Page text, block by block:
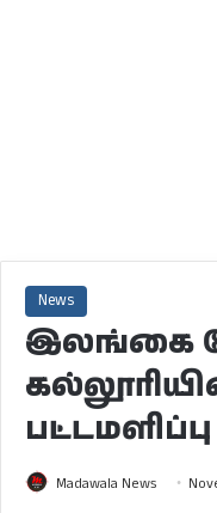
News
இலங்கை
Madawala News